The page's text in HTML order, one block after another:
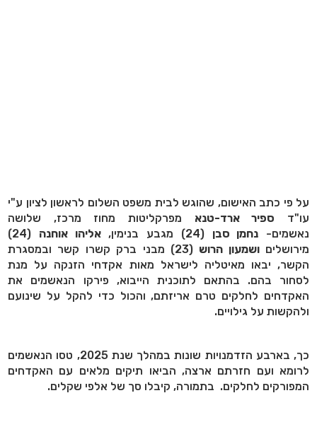
על פי כתב האישום, שהוגש לבית משפט השלום לראשון לציון ע"י
עו"ד
ספיר ארד-טנאמפרקליטות מחוז מרכז, שלושה
נאשמים-
נחמן סבן(24) מגבע בנימין, אליהו אוחנה
(24)
מירושלים ושמעון הרוש
(23) מבני ברק קשרו קשר ובמסגרת
הקשר, יבאו מאיטליה לישראל מאות אקדחי הזנקה על מנת
לסחור בהם.
בהתאם לתוכנית הייבוא, פירקו הנאשמים את
האקדחים לחלקים טרם אריזתם, והכול כדי להקל על שינועם
ולהקשות על גילויים.
כך, בארבע הזדמנויות שונות במהלך שנת 2025, טסו הנאשמים
לרומא ועם חזרתם ארצה, הביאו תיקים מלאים עם האקדחים
המפורקים לחלקים. בתמורה, קיבלו סך של אלפי שקלים.